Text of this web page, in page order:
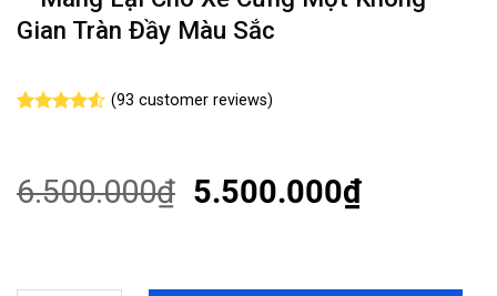
Gian Tràn Đầy Màu Sắc
customer
ratings
(93 customer reviews)
6.500.000₫ 5.500.000₫